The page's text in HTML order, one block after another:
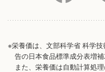
※栄養価は、文部科学省 科学
告の日本食品標準成分表増
また、栄養価は自動計算処